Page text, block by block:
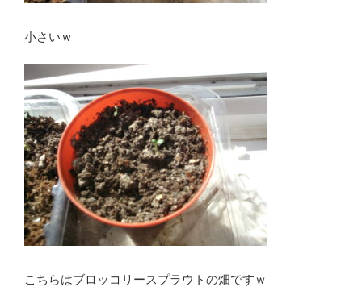
小さいｗ
こちらはブロッコリースプラウトの畑ですｗ